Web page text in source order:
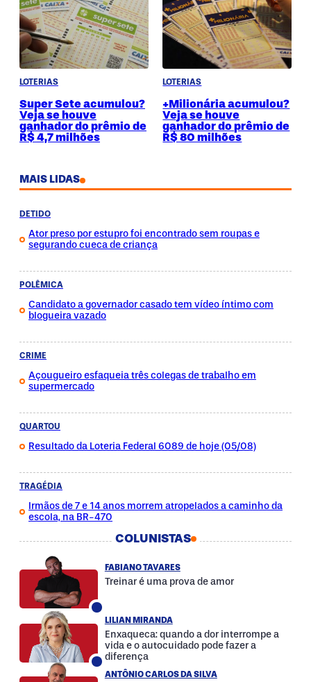
LOTERIAS
Super Sete acumulou?
Veja se houve
ganhador do prêmio de
R$ 4,7 milhões
LOTERIAS
+Milionária acumulou?
Veja se houve
ganhador do prêmio de
R$ 80 milhões
MAIS LIDAS
DETIDO
Ator preso por estupro foi encontrado sem roupas e
segurando cueca de criança
POLÊMICA
Candidato a governador casado tem vídeo íntimo com
blogueira vazado
CRIME
Açougueiro esfaqueia três colegas de trabalho em
supermercado
QUARTOU
Resultado da Loteria Federal 6089 de hoje (05/08)
TRAGÉDIA
Irmãos de 7 e 14 anos morrem atropelados a caminho da
escola, na BR-470
COLUNISTAS
FABIANO TAVARES
Treinar é uma prova de amor
LILIAN MIRANDA
Enxaqueca: quando a dor interrompe a
vida e o autocuidado pode fazer a
diferença
ANTÔNIO CARLOS DA SILVA